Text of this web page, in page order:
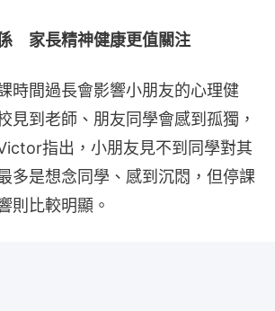
　家長精神健康更值關注
時間過長會影響小朋友的心理健
見到老師、朋友同學會感到孤獨，
指出，小朋友見不到同學對其
多是想念同學、感到沉悶，但停課
則比較明顯。